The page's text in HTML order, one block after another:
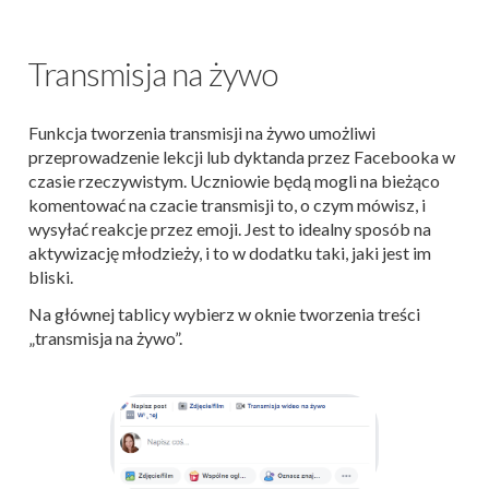
Transmisja na żywo
Funkcja tworzenia transmisji na żywo umożliwi
przeprowadzenie lekcji lub dyktanda przez Facebooka w
czasie rzeczywistym. Uczniowie będą mogli na bieżąco
komentować na czacie transmisji to, o czym mówisz, i
wysyłać reakcje przez emoji. Jest to idealny sposób na
aktywizację młodzieży, i to w dodatku taki, jaki jest im
bliski.
Na głównej tablicy wybierz w oknie tworzenia treści
„transmisja na żywo”.